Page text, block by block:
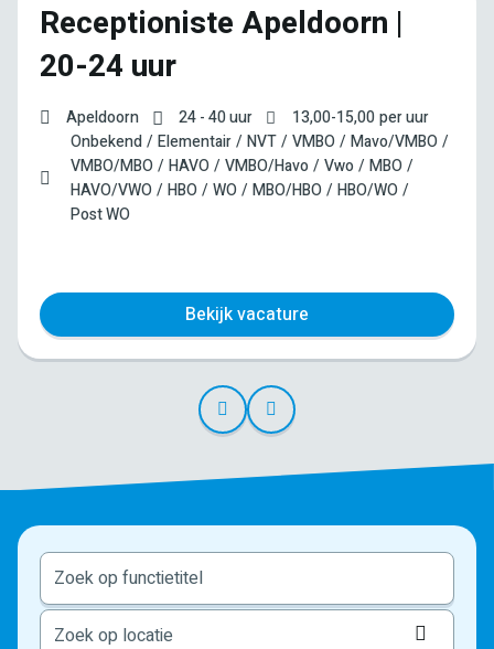
Receptioniste Apeldoorn |
20-24 uur
Apeldoorn 24 - 40 uur 13,00-15,00per uur
Onbekend
Elementair NVT VMBO
Mavo/VMBO
VMBO/MBO
HAVO VMBO/Havo Vwo
MBO
HAVO/VWO
HBO WO MBO/HBO
HBO/WO
Post WO
Bekijk vacature